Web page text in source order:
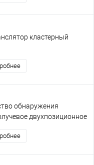
кластерный
обнаружения
двухпозиционное